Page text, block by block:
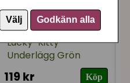
Välj Godkänn alla
Lucky-Kitty
Underlägg Grön
119 kr Köp